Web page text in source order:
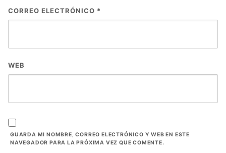
CORREO ELECTRÓNICO *
WEB
GUARDA MI NOMBRE, CORREO ELECTRÓNICO Y WEB EN ESTE
NAVEGADOR PARA LA PRÓXIMA VEZ QUE COMENTE.